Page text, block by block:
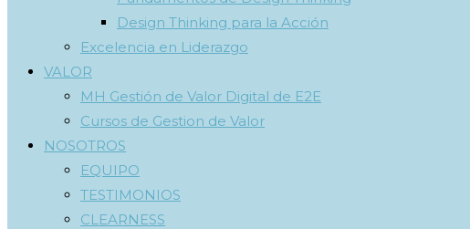
Design Thinking para la Acción
Excelencia en Liderazgo
VALOR
MH Gestión de Valor Digital de E2E
Cursos de Gestion de Valor
NOSOTROS
EQUIPO
TESTIMONIOS
CLEARNESS